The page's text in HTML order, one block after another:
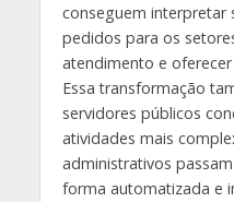
conseguem interpretar
pedidos para os
atendimento e
Essa transformação
servidores públicos
atividades mais
administrativos
forma automatizada e